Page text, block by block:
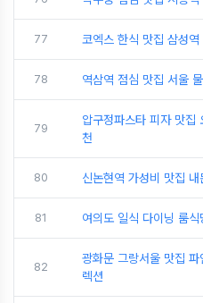
77 코엑스 한식 맛집 삼성
78 역삼역 점심 맛집 서울
79
압구정파스타 피자 맛집
천
80 신논현역 가성비 맛집
81 여의도 일식 다이닝 룸
82
광화문 그랑서울 맛집
렉션